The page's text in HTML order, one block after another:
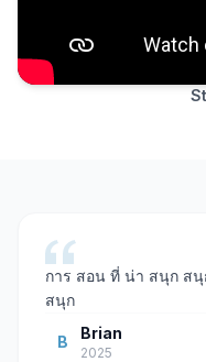
การ สอน ที่ น่า สนุก ส
สนุก
B Brian
2025